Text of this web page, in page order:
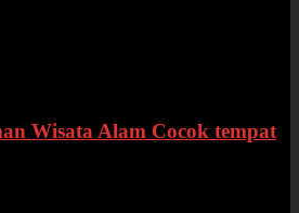
Wisata Alam Cocok tempat